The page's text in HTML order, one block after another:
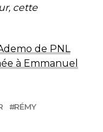
cette
de PNL
à Emmanuel
RÉMY